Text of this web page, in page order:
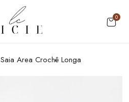
0
Saia Area Crochê Longa